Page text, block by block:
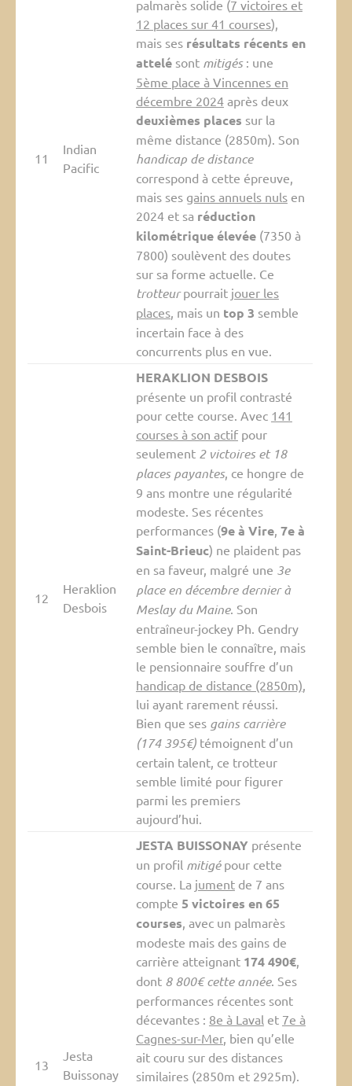
11
Indian
Pacific
palmarès solide (7 victoires et
12 places sur 41 courses),
mais ses résultats récents en
attelésont mitigés: une
5ème place à Vincennes en
décembre 2024après deux
deuxièmes places sur la
même distance (2850m). Son
handicap de distance
correspond à cette épreuve,
mais ses gains annuels nulsen
2024 et sa réduction
kilométrique élevée(7350 à
7800) soulèvent des doutes
sur sa forme actuelle. Ce
trotteurpourrait jouer les
places, mais un top 3 semble
incertain face à des
concurrents plus en vue.
12
Heraklion
Desbois
HERAKLION DESBOIS
présente un profil contrasté
pour cette course. Avec 141
courses à son actifpour
seulement 2 victoires et 18
places payantes, ce hongre de
9 ans montre une régularité
modeste. Ses récentes
performances (9e à Vire, 7e à
Saint-Brieuc) ne plaident pas
en sa faveur, malgré une 3e
place en décembre dernier à
Meslay du Maine. Son
entraîneur-jockey Ph. Gendry
semble bien le connaître, mais
le pensionnaire souffre d’un
handicap de distance (2850m),
lui ayant rarement réussi.
Bien que ses gains carrière
(174 395€)témoignent d’un
certain talent, ce trotteur
semble limité pour figurer
parmi les premiers
aujourd’hui.
13
Jesta
Buissonay
JESTA BUISSONAYprésente
un profil mitigépour cette
course. La jumentde 7 ans
compte 5 victoires en 65
courses, avec un palmarès
modeste mais des gains de
carrière atteignant 174 490€,
dont 8 800€ cette année. Ses
performances récentes sont
décevantes : 8e à Laval et 7e à
Cagnes-sur-Mer, bien qu’elle
ait couru sur des distances
similaires (2850m et 2925m).